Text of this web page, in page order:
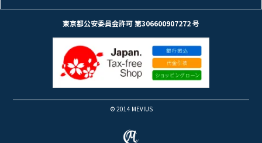
東京都公安委員会許可 第306600907272 号
© 2014 MEVIUS